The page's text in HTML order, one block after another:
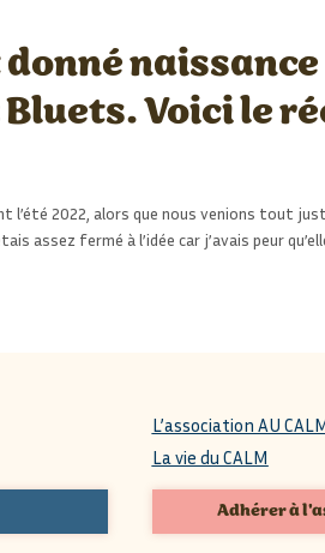
Voici le
l’été 2022, alors que nous venions tout
assez fermé à l’idée car j’avais peur
L’association AU
La vie du CALM
Adhérer à